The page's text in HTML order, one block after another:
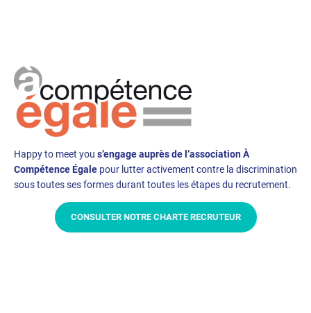
Happy to meet you s’engage auprès de l’association À
Compétence Égale pour lutter activement contre la discrimination
sous toutes ses formes durant toutes les étapes du recrutement.
CONSULTER NOTRE CHARTE RECRUTEUR